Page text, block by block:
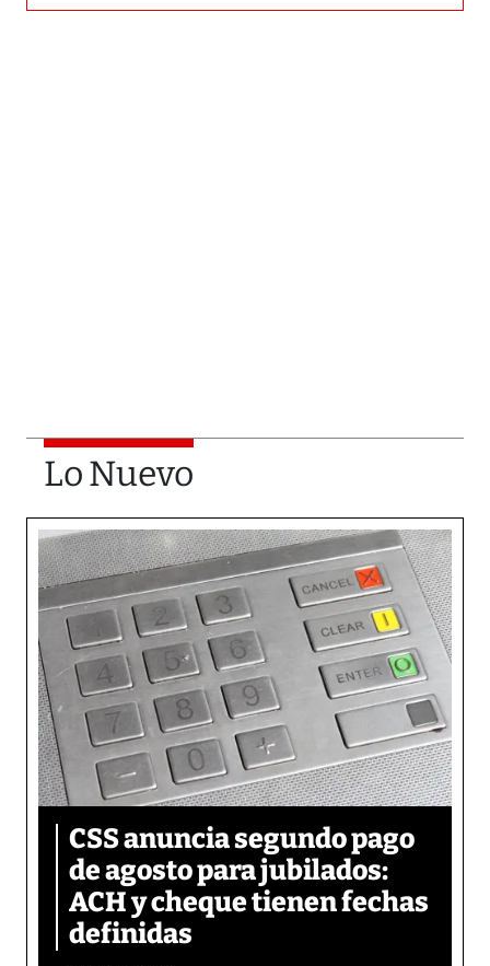
Lo Nuevo
CSS anuncia segundo pago
de agosto para jubilados:
ACH y cheque tienen fechas
definidas